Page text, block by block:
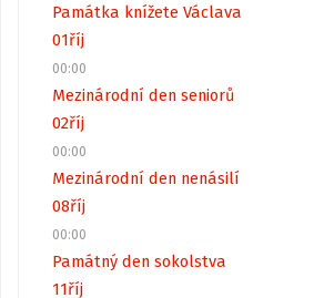
Památka knížete Václava
01říj
00:00
Mezinárodní den seniorů
02říj
00:00
Mezinárodní den nenásilí
08říj
00:00
Památný den sokolstva
11říj